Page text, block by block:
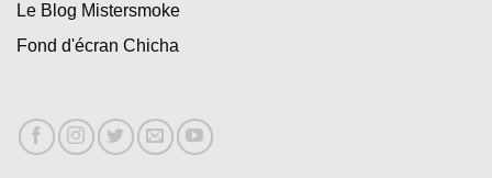
Le Blog Mistersmoke
Fond d'écran Chicha